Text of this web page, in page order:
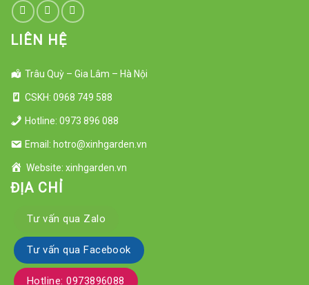
LIÊN HỆ
Trâu Quỳ – Gia Lâm – Hà Nội
CSKH: 0968 749 588
Hotline: 0973 896 088
Email: hotro@xinhgarden.vn
Website: xinhgarden.vn
ĐỊA CHỈ
Tư vấn qua Zalo
Tư vấn qua Facebook
Hotline: 0973896088